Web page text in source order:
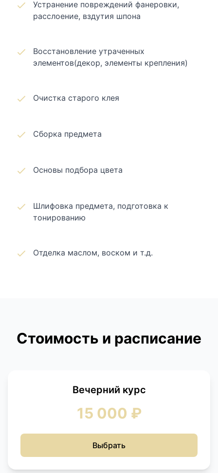
Устранение повреждений фанеровки,
расслоение, вздутия шпона
Восстановление утраченных
элементов(декор, элементы крепления)
Очистка старого клея
Сборка предмета
Основы подбора цвета
Шлифовка предмета, подготовка к
тонированию
Отделка маслом, воском и т.д.
Стоимость и расписание
Вечерний курс
15 000 ₽
Выбрать